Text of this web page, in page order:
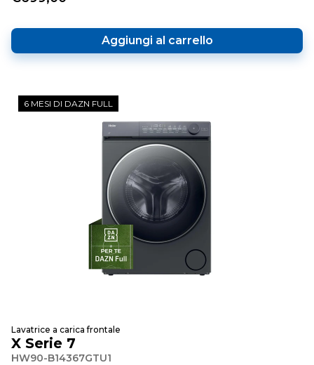
Aggiungi al carrello
6 MESI DI DAZN FULL
Lavatrice a carica frontale
X Serie 7
HW90-B14367GTU1